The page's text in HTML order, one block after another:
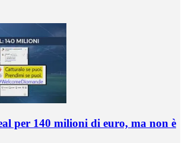
per 140 milioni di euro, ma non è